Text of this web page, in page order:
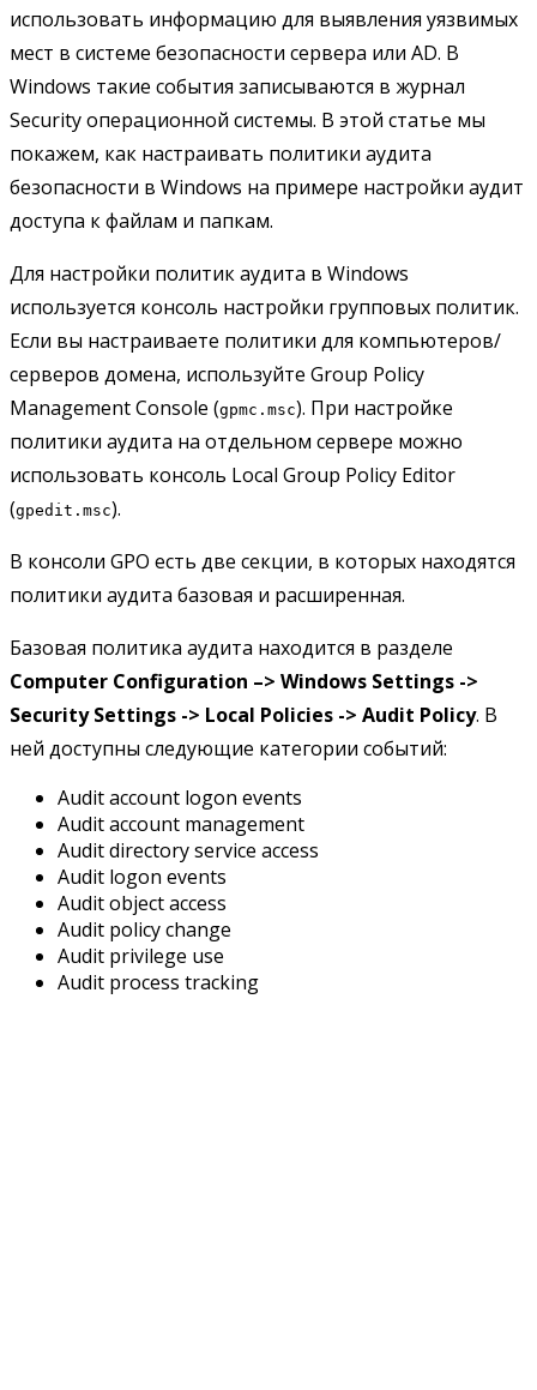
использовать информацию для выявления уязвимых
мест в системе безопасности сервера или AD. В
Windows такие события записываются в журнал
Security операционной системы. В этой статье мы
покажем, как настраивать политики аудита
безопасности в Windows на примере настройки аудит
доступа к файлам и папкам.
Для настройки политик аудита в Windows
используется консоль настройки групповых политик.
Если вы настраиваете политики для компьютеров/
серверов домена, используйте Group Policy
Management Console (gpmc.msc). При настройке
политики аудита на отдельном сервере можно
использовать консоль Local Group Policy Editor
(gpedit.msc).
В консоли GPO есть две секции, в которых находятся
политики аудита базовая и расширенная.
Базовая политика аудита находится в разделе
Computer Configuration –> Windows Settings ->
Security Settings -> Local Policies -> Audit Policy. В
ней доступны следующие категории событий:
Audit account logon events
Audit account management
Audit directory service access
Audit logon events
Audit object access
Audit policy change
Audit privilege use
Audit process tracking